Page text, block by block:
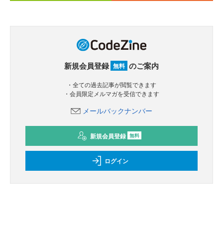
新規会員登録 無料 のご案内
・全ての過去記事が閲覧できます
・会員限定メルマガを受信できます
メールバックナンバー
新規会員登録 無料
ログイン